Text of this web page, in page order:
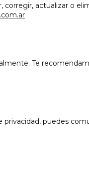
corregir, actualizar o
Te
puedes